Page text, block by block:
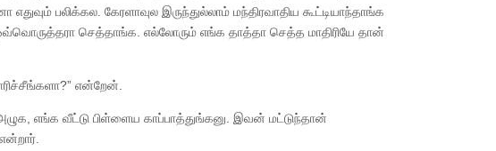
பலிக்கல. கேரளாவுல இருந்துல்லாம் மந்திரவாதிய கூட்டியாந்தாங்க
செத்தாங்க. எல்லோரும் எங்க தாத்தா செத்த மாதிரியே தான்
என்றேன்.
எங்க வீட்டு பிள்ளைய காப்பாத்துங்கனு. இவன் மட்டுந்தான்